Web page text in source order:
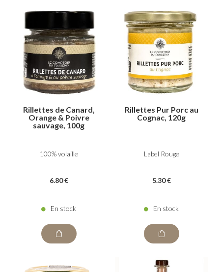
Rillettes de Canard,
Orange & Poivre
sauvage, 100g
100% volaille
6.80 €
En stock
Rillettes Pur Porc au
Cognac, 120g
Label Rouge
5.30 €
En stock